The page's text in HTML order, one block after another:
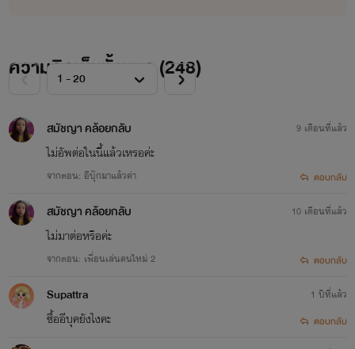
ความคิดเห็นทั้งหมด (248)
สมัชญา คล้อยกลับ
ไม่อัพต่อในนี้แล้วเหรอค่ะ
จากตอน: อีบุ๊กมาแล้วค่า
9 เดือนที่แล้ว
ตอบกลับ
สมัชญา คล้อยกลับ
ไม่มาต่อหรือค่ะ
จากตอน: เพื่อนเล่นคนใหม่ 2
10 เดือนที่แล้ว
ตอบกลับ
Supattra
ซื้ออีบุคยังไงคะ
1 ปีที่แล้ว
ตอบกลับ